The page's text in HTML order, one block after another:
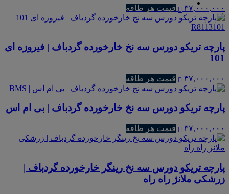
۳۷,۰۰۰,۰۰۰ قیمت هر طاقه
پارچه تریکو دورس سه نخ خارخورده گردباف | فیروزه ای
101
۳۷,۰۰۰,۰۰۰ قیمت هر طاقه
پارچه تریکو دورس سه نخ خارخورده گردباف | بی ام اس
۳۷,۰۰۰,۰۰۰ قیمت هر طاقه
پارچه تریکو دورس سه نخ رینگر خارخورده گردباف |
زرشکی ملانژ راه راه